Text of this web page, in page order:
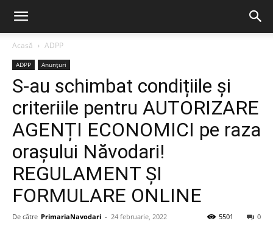
Acasă ADPP
ADPP Anunțuri
S-au schimbat condițiile și
criteriile pentru AUTORIZARE
AGENȚI ECONOMICI pe raza
orașului Năvodari!
REGULAMENT ȘI
FORMULARE ONLINE
De către PrimariaNavodari - 24 februarie, 2022 0
5501